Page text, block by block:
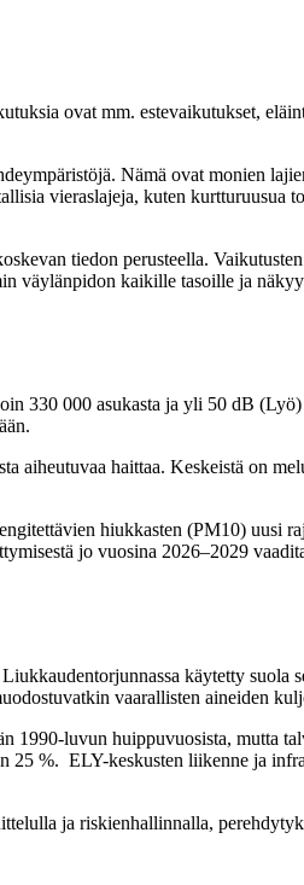
ovat mm. estevaikutukset,
Nämä ovat monien
vieraslajeja, kuten kurtturuusua
tiedon perusteella.
väylänpidon kaikille tasoille ja
330 000 asukasta ja yli 50 dB
haittaa. Keskeistä on
hiukkasten (PM10) uusi
jo vuosina 2026–2029
käytetty suola
vaarallisten aineiden
luvun huippuvuosista, mutta
%. ELY-keskusten liikenne ja
ja riskienhallinnalla,